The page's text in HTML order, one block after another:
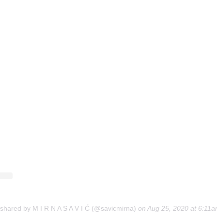
by M I R N A S A V I Ć (@savicmirna) onAug 25, 2020 at